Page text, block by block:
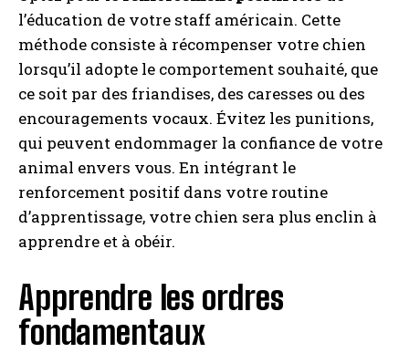
l’éducation de votre staff américain. Cette
méthode consiste à récompenser votre chien
lorsqu’il adopte le comportement souhaité, que
ce soit par des friandises, des caresses ou des
encouragements vocaux. Évitez les punitions,
qui peuvent endommager la confiance de votre
animal envers vous. En intégrant le
renforcement positif dans votre routine
d’apprentissage, votre chien sera plus enclin à
apprendre et à obéir.
Apprendre les ordres
fondamentaux